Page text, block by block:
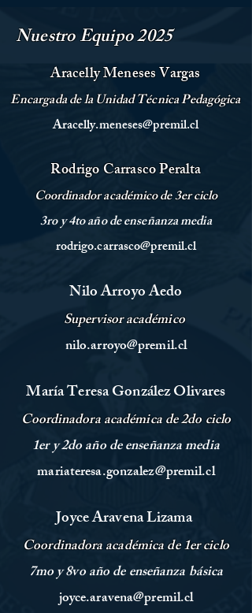
Nuestro Equipo 2025
Aracelly Meneses Vargas
Encargada de la Unidad TécnicaPedagógica
Aracelly.meneses@premil.cl
Rodrigo Carrasco Peralta
Coordinadoracadémicode 3er ciclo
3ro y 4to año de enseñanza media
rodrigo.carrasco@premil.cl
Nilo Arroyo Aedo
Supervisoracadémico
nilo.arroyo@premil.cl
María Teresa González Olivares
Coordinadoraacadémica de 2do ciclo
1er y 2do año de enseñanza media
mariateresa.gonzalez@premil.cl
JoyceAravena Lizama
Coordinadoraacadémica de 1er ciclo
7mo y 8vo año de enseñanza básica
joyce.aravena@premil.cl